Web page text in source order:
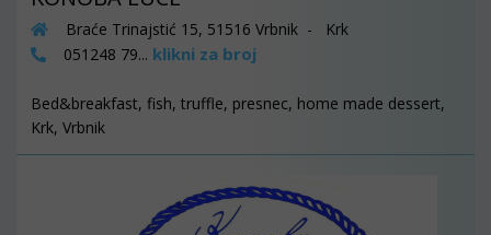
Braće Trinajstić 15, 51516 Vrbnik - Krk
051248 79... klikni za broj
Bed&breakfast, fish, truffle, presnec, home made dessert,
Krk, Vrbnik